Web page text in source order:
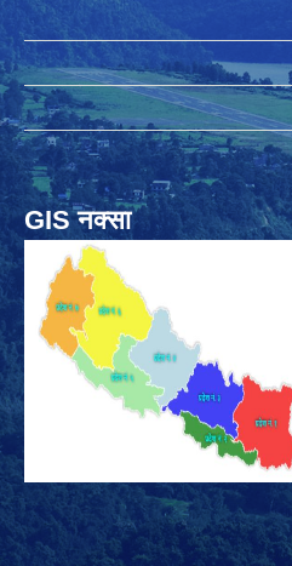
GIS नक्सा